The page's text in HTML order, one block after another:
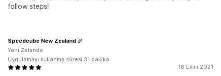
follow steps!
18 Ekim 2021
Speedcube New Zealand
Yeni Zelanda
Uygulamayı kullanma süresi:31 dakika